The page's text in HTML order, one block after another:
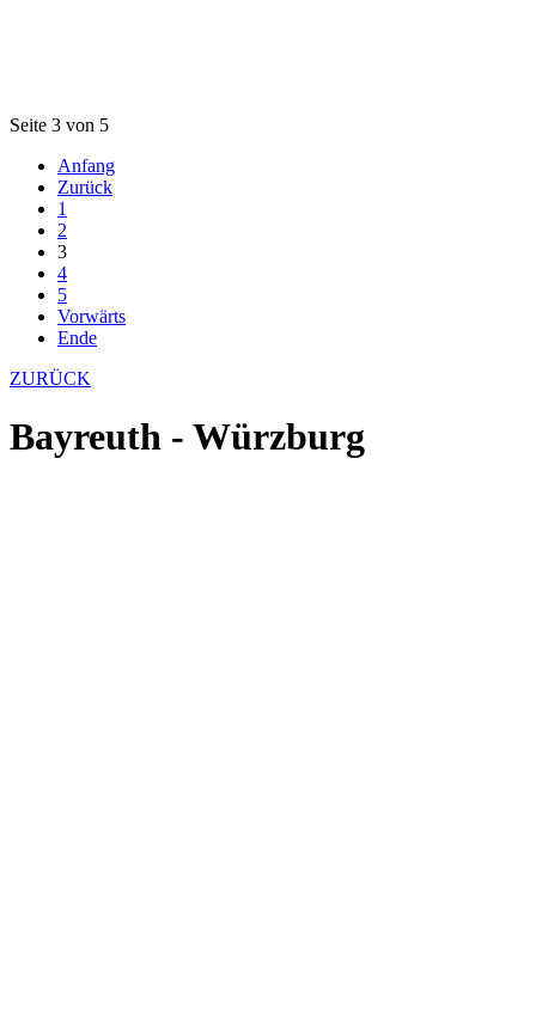
Seite 3 von 5
Anfang
Zurück
1
2
3
4
5
Vorwärts
Ende
ZURÜCK
Bayreuth - Würzburg